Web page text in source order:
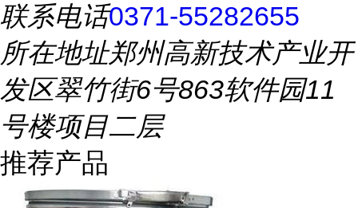
联系电话0371-55282655
所在地址郑州高新技术产业开
发区翠竹街6号863软件园11
号楼项目二层
推荐产品